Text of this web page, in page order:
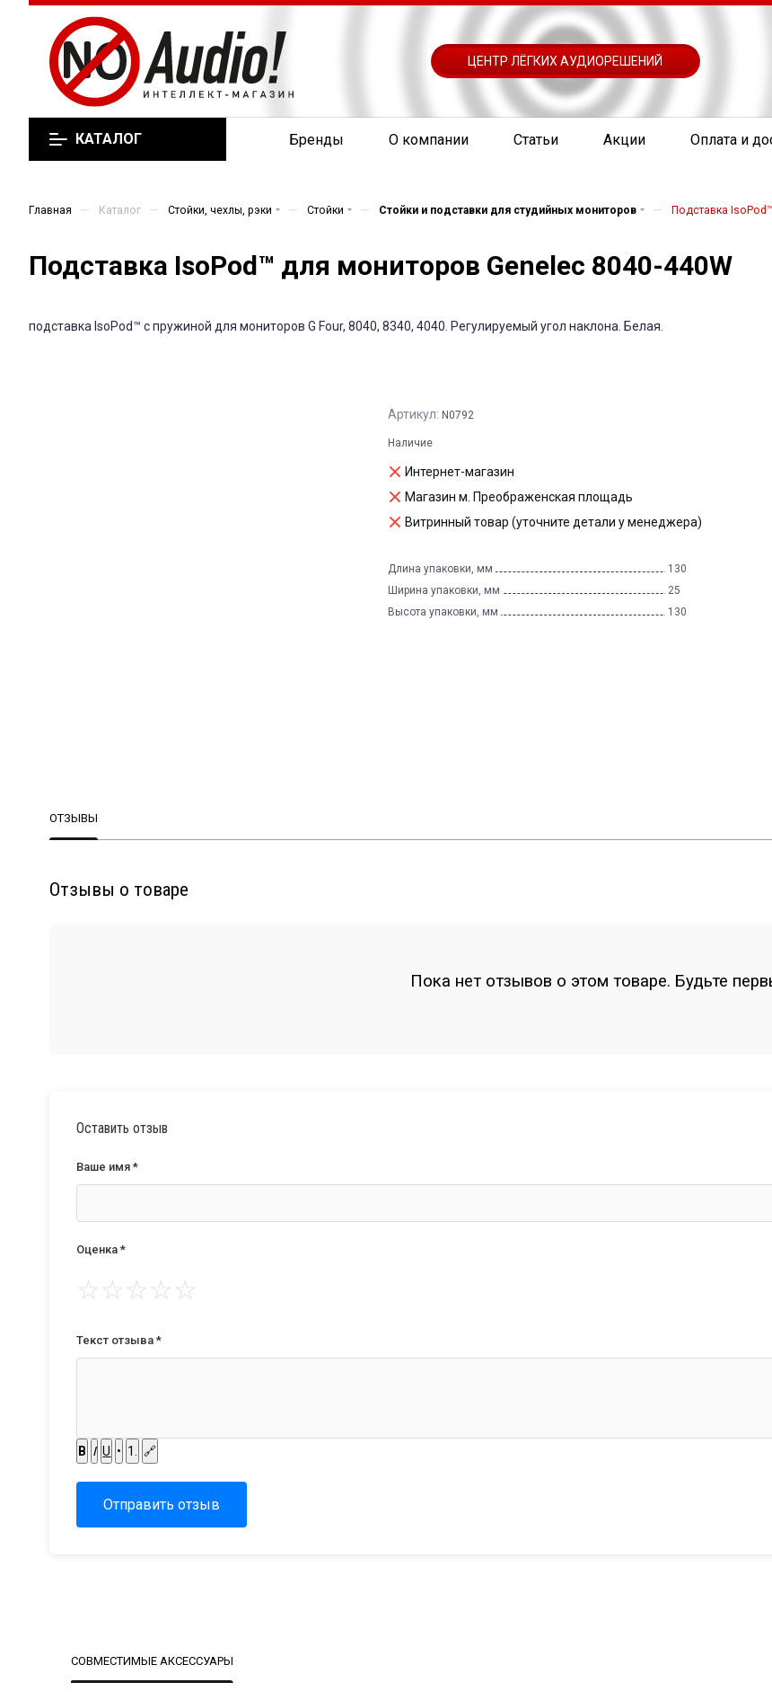
ЦЕНТР ЛЁГКИХ АУДИОРЕШЕНИЙ
КАТАЛОГ Бренды О компании Статьи Акции Оплата и
Главная — Каталог — Стойки, чехлы, рэки — Стойки — Стойки и подставки для студийных мониторов — Подставка
Подставка IsoPod™ для мониторов Genelec 8040-440W
подставка IsoPod™ с пружиной для мониторов G Four, 8040, 8340, 4040. Регулируемый угол наклона. Белая.
Артикул: N0792
Наличие
Интернет-магазин
Магазин м. Преображенская площадь
Витринный товар (уточните детали у менеджера)
Длина упаковки, мм
130
Ширина упаковки, мм
25
Высота упаковки, мм
130
ОТЗЫВЫ
Отзывы о товаре
Пока нет отзывов о этом товаре. Будьте
Оставить отзыв
Ваше имя *
Оценка *
☆☆☆☆☆
Текст отзыва *
B I U • 1. 🔗
Отправить отзыв
СОВМЕСТИМЫЕ АКСЕССУАРЫ